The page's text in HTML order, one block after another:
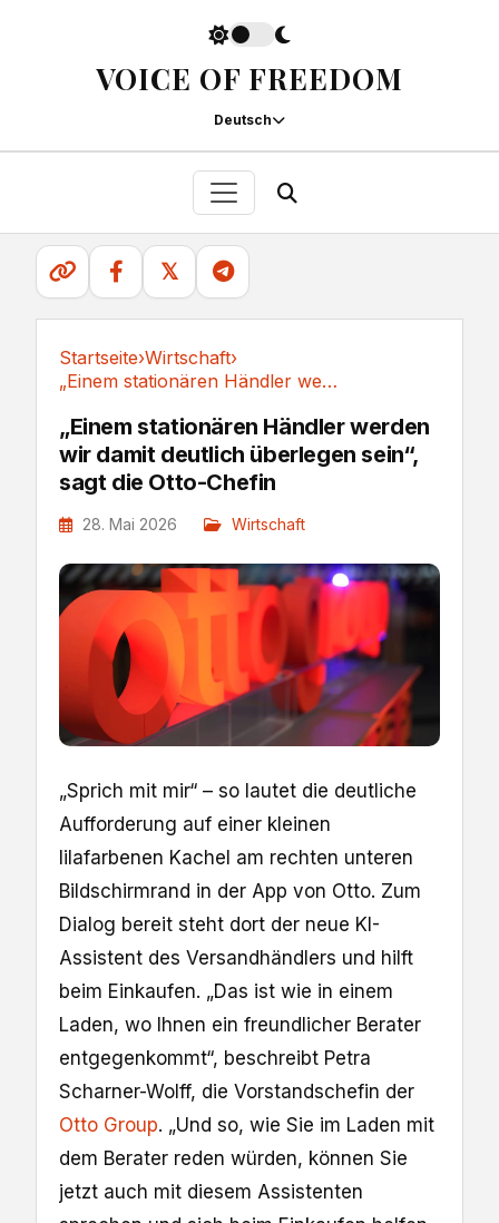
VOICE OF FREEDOM
Deutsch
𝕏
Startseite›Wirtschaft›
„Einem stationären Händler werden wir damit...
„Einem stationären Händler werden
wir damit deutlich überlegen sein“,
sagt die Otto-Chefin
28. Mai 2026 Wirtschaft
„Sprich mit mir“ – so lautet die deutliche
Aufforderung auf einer kleinen
lilafarbenen Kachel am rechten unteren
Bildschirmrand in der App von Otto. Zum
Dialog bereit steht dort der neue KI-
Assistent des Versandhändlers und hilft
beim Einkaufen. „Das ist wie in einem
Laden, wo Ihnen ein freundlicher Berater
entgegenkommt“, beschreibt Petra
Scharner-Wolff, die Vorstandschefin der
Otto Group. „Und so, wie Sie im Laden mit
dem Berater reden würden, können Sie
jetzt auch mit diesem Assistenten